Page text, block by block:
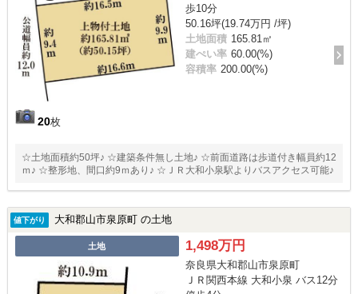
20枚
歩10分
50.16坪(19.74万円 /坪)
土地面積 165.81㎡
建ぺい率 60.00(%)
容積率 200.00(%)
☆土地面積約50坪♪ ☆建築条件無し土地♪ ☆前面道路は歩道付き幅員約12
ｍ♪ ☆整形地、間口約9ｍあり♪ ☆ＪＲ大和小泉駅よりバスアクセス可能♪
値下がり 大和郡山市泉原町 の土地
土地 1,498万円
奈良県大和郡山市泉原町
ＪＲ関西本線 大和小泉 バス12分